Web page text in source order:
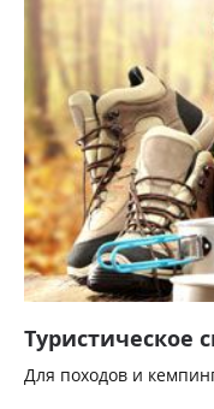
Туристическое
Для походов и